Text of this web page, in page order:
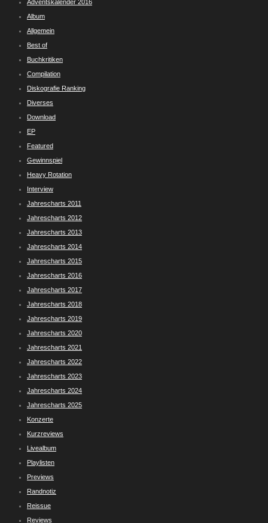
Adventskalender 2016
Album
Allgemein
Best of
Buchkritiken
Compilation
Diskografie Ranking
Diverses
Download
EP
Featured
Gewinnspiel
Heavy Rotation
Interview
Jahrescharts 2011
Jahrescharts 2012
Jahrescharts 2013
Jahrescharts 2014
Jahrescharts 2015
Jahrescharts 2016
Jahrescharts 2017
Jahrescharts 2018
Jahrescharts 2019
Jahrescharts 2020
Jahrescharts 2021
Jahrescharts 2022
Jahrescharts 2023
Jahrescharts 2024
Jahrescharts 2025
Konzerte
Kurzreviews
Livealbum
Playlisten
Previews
Randnotiz
Reissue
Reviews